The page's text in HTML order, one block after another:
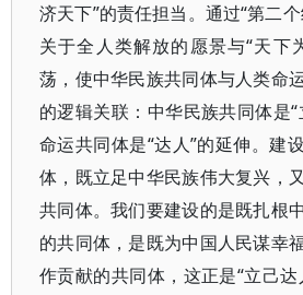
济天下”的责任担当。通过“第二
关于全人类解放的愿景与“天下
荡，使中华民族共同体与人类命
的逻辑关联：中华民族共同体是
命运共同体是“达人”的延伸。建
体，既立足中华民族伟大复兴，
共同体。我们要建设的是既扎根
的共同体，是既为中国人民谋幸
作贡献的共同体，这正是“立己